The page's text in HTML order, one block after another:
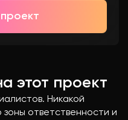
этот проект
Никакой
ответственности и